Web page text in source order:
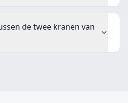
de twee kranen van